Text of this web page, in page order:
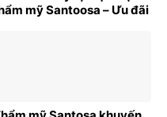
mỹ Santoosa – Ưu đãi